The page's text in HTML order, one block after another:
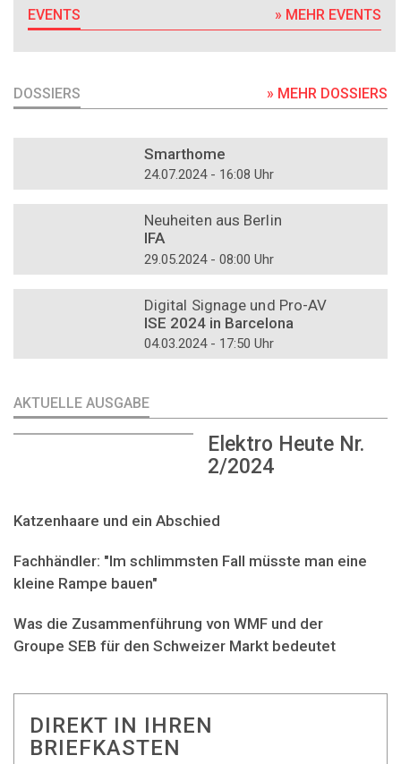
EVENTS » MEHR EVENTS
DOSSIERS » MEHR DOSSIERS
Smarthome
24.07.2024 - 16:08 Uhr
Neuheiten aus Berlin
IFA
29.05.2024 - 08:00 Uhr
Digital Signage und Pro-AV
ISE 2024 in Barcelona
04.03.2024 - 17:50 Uhr
AKTUELLE AUSGABE
Elektro Heute Nr.
2/2024
Katzenhaare und ein Abschied
Fachhändler: "Im schlimmsten Fall müsste man eine
kleine Rampe bauen"
Was die Zusammenführung von WMF und der
Groupe SEB für den Schweizer Markt bedeutet
DIREKT IN IHREN
BRIEFKASTEN